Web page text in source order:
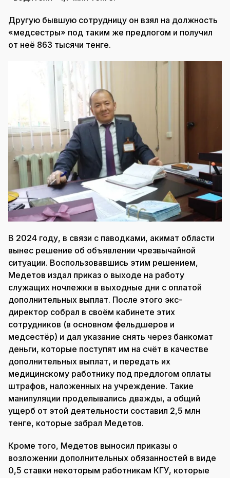
Другую бывшую сотрудницу он взял на должность
«медсестры» под таким же предлогом и получил
от неё 863 тысячи тенге.
В 2024 году, в связи с паводками, акимат области
вынес решение об объявлении чрезвычайной
ситуации. Воспользовавшись этим решением,
Медетов издал приказ о выходе на работу
служащих ночлежки в выходные дни с оплатой
дополнительных выплат. После этого экс-
директор собрал в своём кабинете этих
сотрудников (в основном фельдшеров и
медсестёр) и дал указание снять через банкомат
деньги, которые поступят им на счёт в качестве
дополнительных выплат, и передать их
медицинскому работнику под предлогом оплаты
штрафов, наложенных на учреждение. Такие
манипуляции проделывались дважды, а общий
ущерб от этой деятельности составил 2,5 млн
тенге, которые забрал Медетов.
Кроме того, Медетов выносил приказы о
возложении дополнительных обязанностей в виде
0,5 ставки некоторым работникам КГУ, которые